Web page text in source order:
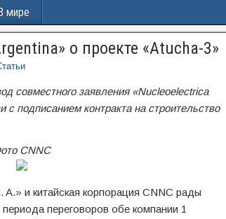
мире
о проекте «Atucha-3»
совместного заявления «Nucleoelectrica
с подписанием контракта на строительство
CNNC
и китайская корпорация CNNC рады
переговоров обе компании 1